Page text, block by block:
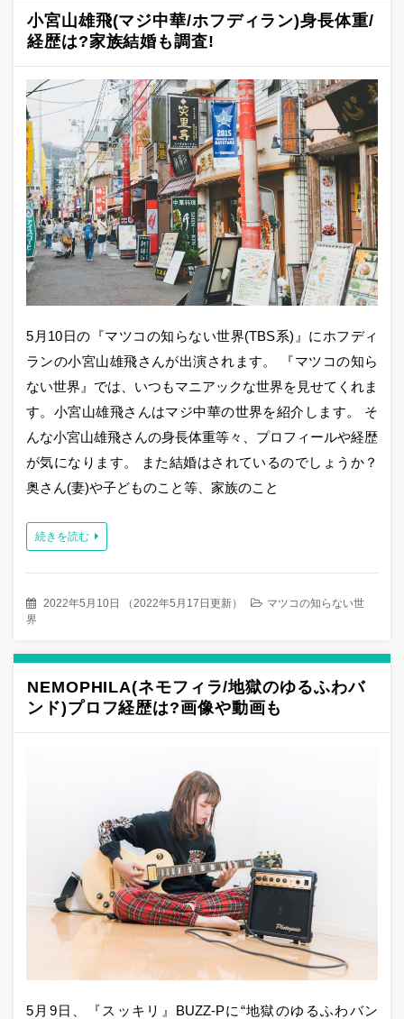
小宮山雄飛(マジ中華/ホフディラン)身長体重/
経歴は?家族結婚も調査!
5月10日の『マツコの知らない世界(TBS系)』にホフディ
ランの小宮山雄飛さんが出演されます。 『マツコの知ら
ない世界』では、いつもマニアックな世界を見せてくれま
す。小宮山雄飛さんはマジ中華の世界を紹介します。 そ
んな小宮山雄飛さんの身長体重等々、プロフィールや経歴
が気になります。 また結婚はされているのでしょうか？
奥さん(妻)や子どものこと等、家族のこと
続きを読む
2022年5月10日 （2022年5月17日更新）
マツコの知らない世
界
NEMOPHILA(ネモフィラ/地獄のゆるふわバ
ンド)プロフ経歴は?画像や動画も
5月9日、『スッキリ』BUZZ-Pに“地獄のゆるふわバン